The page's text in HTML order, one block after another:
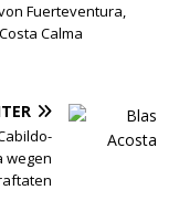
Fuerteventura,
Calma
wegen